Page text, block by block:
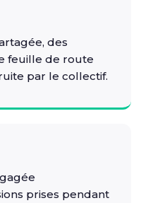
des
feuille de route
par le collectif.
prises pendant